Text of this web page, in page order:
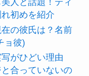
人と話題！ティ
初めを紹介
在の彼氏は？名前
ョ彼)
がひどい理由
合っていないの